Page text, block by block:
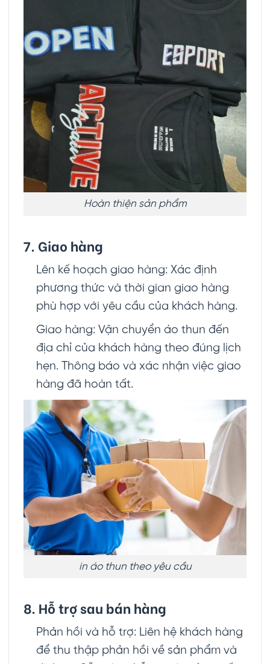
Hoàn thiện sản phẩm
7. Giao hàng
Lên kế hoạch giao hàng: Xác định
phương thức và thời gian giao hàng
phù hợp với yêu cầu của khách hàng.
Giao hàng: Vận chuyển áo thun đến
địa chỉ của khách hàng theo đúng lịch
hẹn. Thông báo và xác nhận việc giao
hàng đã hoàn tất.
in áo thun theo yêu cầu
8. Hỗ trợ sau bán hàng
Phản hồi và hỗ trợ: Liên hệ khách hàng
để thu thập phản hồi về sản phẩm và